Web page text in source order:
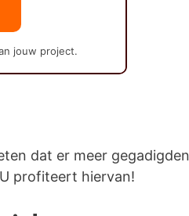
jouw project.
dat er meer
profiteert hiervan!